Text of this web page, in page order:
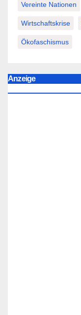
Vereinte Nationen
Wirtschaftskrise
Ökofaschismus
Anzeige